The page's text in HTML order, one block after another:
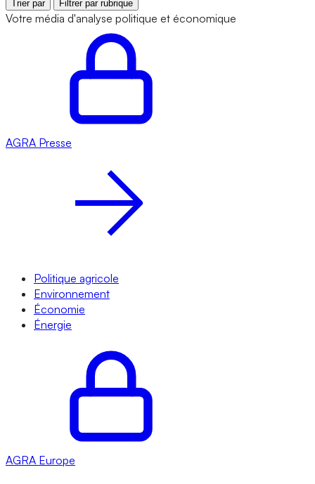
Trier par Filtrer par rubrique
Votre média d'analyse politique et économique
AGRA Presse
Politique agricole
Environnement
Économie
Énergie
AGRA Europe